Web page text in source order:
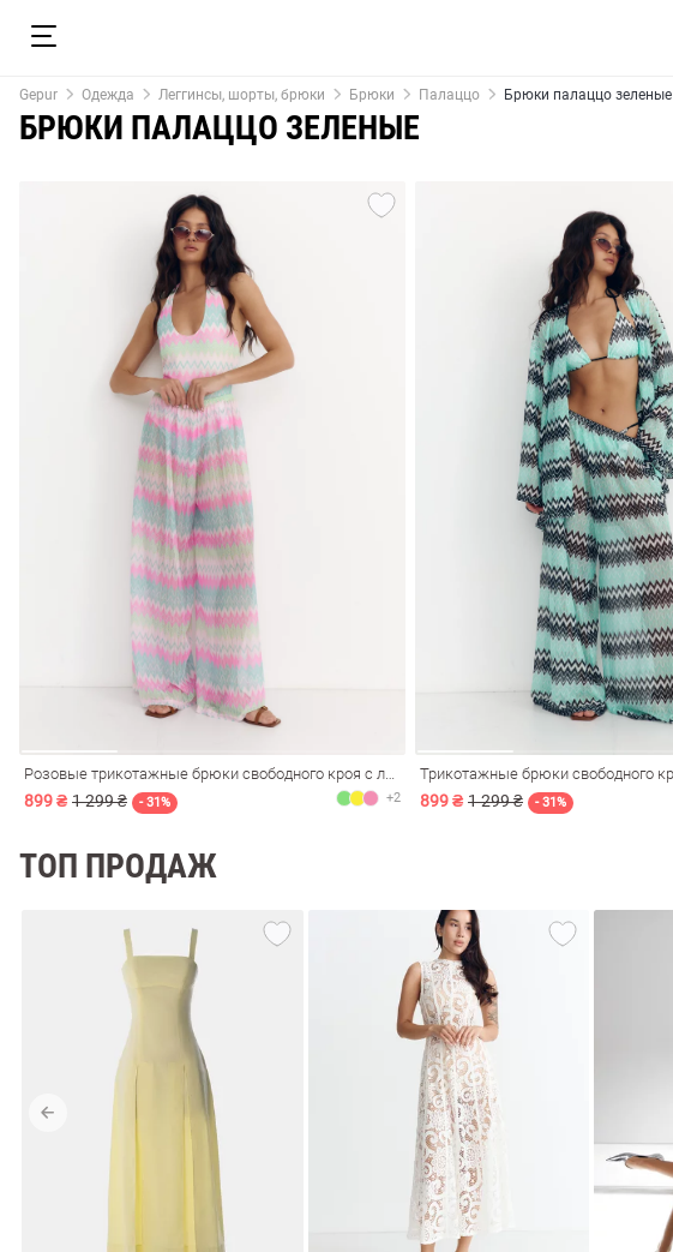
СарафаныНа
Gepur Одежда Леггинсы, шорты, брюки Брюки Палаццо Брюки палаццо зеленые
БРЮКИ ПАЛАЦЦО ЗЕЛЕНЫЕ
Розовые трикотажные брюки свободного кроя с люрексом
899 ₴ 1 299 ₴ - 31% +2 899 ₴ 1 299 ₴ - 31%
ТОП ПРОДАЖ